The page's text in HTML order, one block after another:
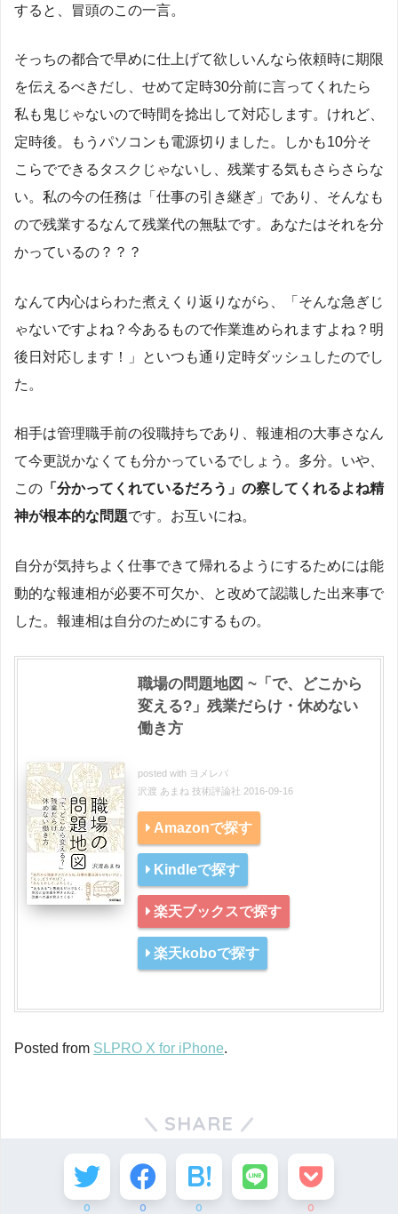
すると、冒頭のこの一言。
そっちの都合で早めに仕上げて欲しいんなら依頼時に期限
を伝えるべきだし、せめて定時30分前に言ってくれたら
私も鬼じゃないので時間を捻出して対応します。けれど、
定時後。もうパソコンも電源切りました。しかも10分そ
こらでできるタスクじゃないし、残業する気もさらさらな
い。私の今の任務は「仕事の引き継ぎ」であり、そんなも
ので残業するなんて残業代の無駄です。あなたはそれを分
かっているの？？？
なんて内心はらわた煮えくり返りながら、「そんな急ぎじ
ゃないですよね？今あるもので作業進められますよね？明
後日対応します！」といつも通り定時ダッシュしたのでし
た。
相手は管理職手前の役職持ちであり、報連相の大事さなん
て今更説かなくても分かっているでしょう。多分。いや、
この 「分かってくれているだろう」の察してくれるよね精
神が根本的な問題です。お互いにね。
自分が気持ちよく仕事できて帰れるようにするためには能
動的な報連相が必要不可欠か、と改めて認識した出来事で
した。報連相は自分のためにするもの。
職場の問題地図 ~「で、どこから
変える?」残業だらけ・休めない
働き方
posted with ヨメレバ
沢渡 あまね 技術評論社 2016-09-16
Amazonで探す
Kindleで探す
楽天ブックスで探す
楽天koboで探す
Posted from SLPRO X for iPhone
SHARE
0 0 0 0